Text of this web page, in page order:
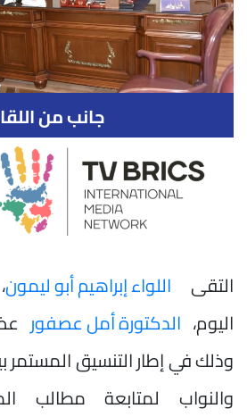
جانب من
التقى اللواء إبراهيم أبو ليمون
اليوم، الدكتورة أمل عصفور
وذلك في إطار التنسيق المستمر
والنواب لمتابعة مطالب